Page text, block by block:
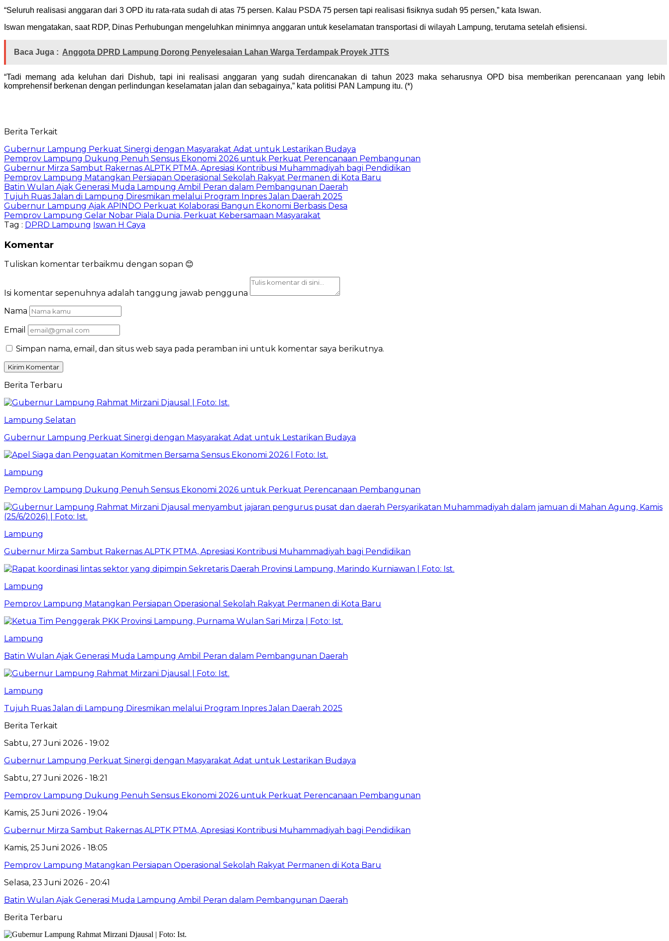
“Seluruh realisasi anggaran dari 3 OPD itu rata-rata sudah di atas 75 persen. Kalau PSDA 75 persen tapi realisasi fisiknya sudah 95 persen,” kata Iswan.
Iswan mengatakan, saat RDP, Dinas Perhubungan mengeluhkan minimnya anggaran untuk keselamatan transportasi di wilayah Lampung, terutama setelah efisiensi.
Baca Juga : Anggota DPRD Lampung Dorong Penyelesaian Lahan Warga Terdampak Proyek JTTS
“Tadi memang ada keluhan dari Dishub, tapi ini realisasi anggaran yang sudah direncanakan di tahun 2023 maka seharusnya OPD bisa memberikan perencanaan yang lebih
komprehensif berkenan dengan perlindungan keselamatan jalan dan sebagainya,” kata politisi PAN Lampung itu. (*)
Berita Terkait
Gubernur Lampung Perkuat Sinergi dengan Masyarakat Adat untuk Lestarikan Budaya
Pemprov Lampung Dukung Penuh Sensus Ekonomi 2026 untuk Perkuat Perencanaan Pembangunan
Gubernur Mirza Sambut Rakernas ALPTK PTMA, Apresiasi Kontribusi Muhammadiyah bagi Pendidikan
Pemprov Lampung Matangkan Persiapan Operasional Sekolah Rakyat Permanen di Kota Baru
Batin Wulan Ajak Generasi Muda Lampung Ambil Peran dalam Pembangunan Daerah
Tujuh Ruas Jalan di Lampung Diresmikan melalui Program Inpres Jalan Daerah 2025
Gubernur Lampung Ajak APINDO Perkuat Kolaborasi Bangun Ekonomi Berbasis Desa
Pemprov Lampung Gelar Nobar Piala Dunia, Perkuat Kebersamaan Masyarakat
Tag : DPRD Lampung Iswan H Caya
Komentar
Tuliskan komentar terbaikmu dengan sopan 😊
Isi komentar sepenuhnya adalah tanggung jawab pengguna
Nama
Email
Simpan nama, email, dan situs web saya pada peramban ini untuk komentar saya berikutnya.
Berita Terbaru
Lampung Selatan
Gubernur Lampung Perkuat Sinergi dengan Masyarakat Adat untuk Lestarikan Budaya
Lampung
Pemprov Lampung Dukung Penuh Sensus Ekonomi 2026 untuk Perkuat Perencanaan Pembangunan
Lampung
Gubernur Mirza Sambut Rakernas ALPTK PTMA, Apresiasi Kontribusi Muhammadiyah bagi Pendidikan
Lampung
Pemprov Lampung Matangkan Persiapan Operasional Sekolah Rakyat Permanen di Kota Baru
Lampung
Batin Wulan Ajak Generasi Muda Lampung Ambil Peran dalam Pembangunan Daerah
Lampung
Tujuh Ruas Jalan di Lampung Diresmikan melalui Program Inpres Jalan Daerah 2025
Berita Terkait
Sabtu, 27 Juni 2026 - 19:02
Gubernur Lampung Perkuat Sinergi dengan Masyarakat Adat untuk Lestarikan Budaya
Sabtu, 27 Juni 2026 - 18:21
Pemprov Lampung Dukung Penuh Sensus Ekonomi 2026 untuk Perkuat Perencanaan Pembangunan
Kamis, 25 Juni 2026 - 19:04
Gubernur Mirza Sambut Rakernas ALPTK PTMA, Apresiasi Kontribusi Muhammadiyah bagi Pendidikan
Kamis, 25 Juni 2026 - 18:05
Pemprov Lampung Matangkan Persiapan Operasional Sekolah Rakyat Permanen di Kota Baru
Selasa, 23 Juni 2026 - 20:41
Batin Wulan Ajak Generasi Muda Lampung Ambil Peran dalam Pembangunan Daerah
Berita Terbaru